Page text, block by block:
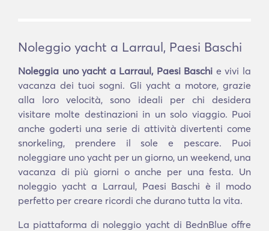
Noleggio yacht a Larraul, Paesi Baschi
Noleggia uno yacht a Larraul, Paesi Baschi e vivi la
vacanza dei tuoi sogni. Gli yacht a motore, grazie
alla loro velocità, sono ideali per chi desidera
visitare molte destinazioni in un solo viaggio. Puoi
anche goderti una serie di attività divertenti come
snorkeling, prendere il sole e pescare. Puoi
noleggiare uno yacht per un giorno, un weekend, una
vacanza di più giorni o anche per una festa. Un
noleggio yacht a Larraul, Paesi Baschi è il modo
perfetto per creare ricordi che durano tutta la vita.
La piattaforma di noleggio yacht di BednBlue offre